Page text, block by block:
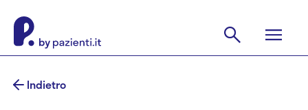
Indietro